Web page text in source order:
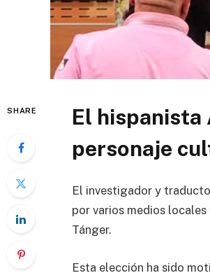
SHARE
El hispanista
personaje
El investigador y
por varios medios
Tánger.
Esta elección ha sido